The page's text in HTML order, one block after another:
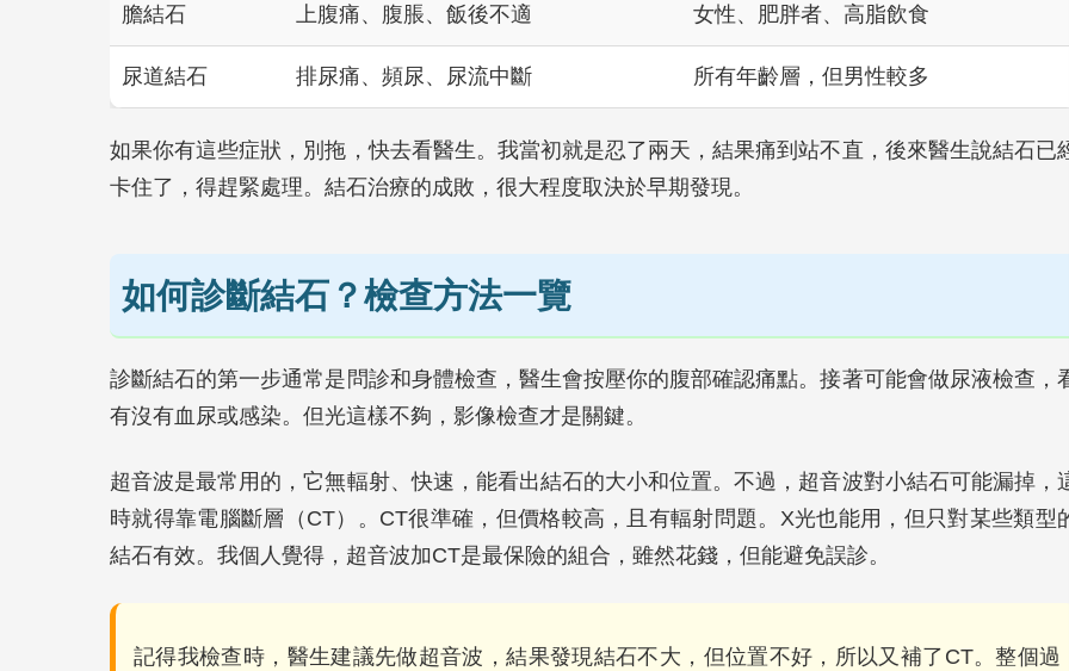
膽結石 上腹痛、腹脹、飯後不適 女性、肥胖者、高脂飲食
尿道結石 排尿痛、頻尿、尿流中斷 所有年齡層，但男性較多
如果你有這些症狀，別拖，快去看醫生。我當初就是忍了兩天，結果痛到站不直，後來醫生說結石已
卡住了，得趕緊處理。結石治療的成敗，很大程度取決於早期發現。
如何診斷結石？檢查方法一覽
診斷結石的第一步通常是問診和身體檢查，醫生會按壓你的腹部確認痛點。接著可能會做尿液檢查，
有沒有血尿或感染。但光這樣不夠，影像檢查才是關鍵。
超音波是最常用的，它無輻射、快速，能看出結石的大小和位置。不過，超音波對小結石可能漏掉，
時就得靠電腦斷層（CT）。CT很準確，但價格較高，且有輻射問題。X光也能用，但只對某些類型
結石有效。我個人覺得，超音波加CT是最保險的組合，雖然花錢，但能避免誤診。
記得我檢查時，醫生建議先做超音波，結果發現結石不大，但位置不好，所以又補了CT。整個過